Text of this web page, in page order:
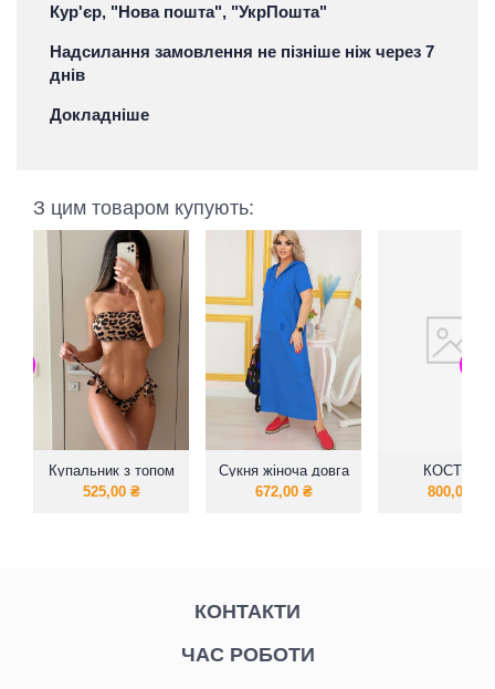
Кур'єр, "Нова пошта", "УкрПошта"
Надсилання замовлення не пізніше ніж через 7
днів
Докладніше
З цим товаром купують:
Купальник з топом
525,00 ₴
Сукня жіноча довга
з капюшоном
672,00 ₴
КОСТЮМ
РУБАШКА
800,00
КОНТАКТИ
ЧАС РОБОТИ